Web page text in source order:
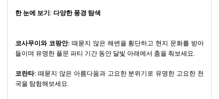
한 눈에 보기: 다양한 풍경 탐색
코사무이와 코팡안: 때묻지 않은 해변을 횡단하고 현지 문화를 받아
들이며 유명한 풀문 파티 기간 동안 달빛 아래에서 춤을 춰보세요.
코란타: 때묻지 않은 아름다움과 고요한 분위기로 유명한 고요한 천
국을 탐험해보세요.